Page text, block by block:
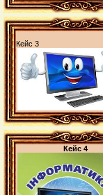
Кейс 3
Кейс 4